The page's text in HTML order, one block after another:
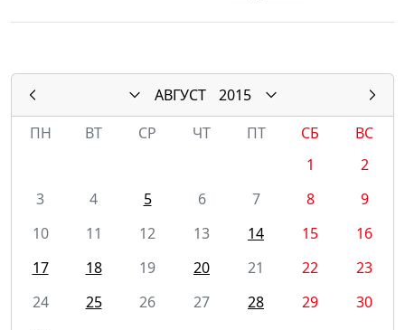
АВГУСТ
2015
ПН
ВТ СР ЧТ ПТ СБ
ВС
1
2
3
4 5 6 7 8
9
10
11 12 13 14 15
16
17
18 19 20 21 22
23
24
25 26 27 28 29
30